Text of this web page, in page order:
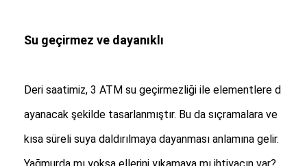
Su geçirmez ve dayanıklı
Deri saatimiz, 3 ATM su geçirmezliği ile elementlere d
ayanacak şekilde tasarlanmıştır. Bu da sıçramalara ve
kısa süreli suya daldırılmaya dayanması anlamına gelir.